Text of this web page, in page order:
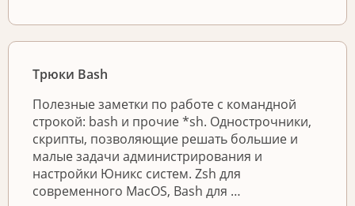
Трюки Bash
Полезные заметки по работе с командной
строкой: bash и прочие *sh. Однострочники,
скрипты, позволяющие решать большие и
малые задачи администрирования и
настройки Юникс систем. Zsh для
современного MacOS, Bash для …